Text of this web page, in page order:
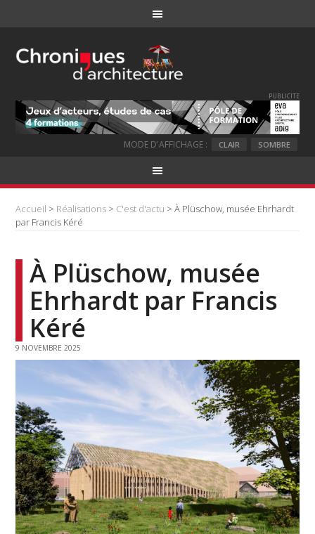
PUBLICITE
MODE D'AFFICHAGE : CLAIR SOMBRE
Accueil > Réalisations > C'est d'actu > À Plüschow, musée Ehrhardt
par Francis Kéré
À Plüschow, musée
Ehrhardt par Francis
Kéré
9 NOVEMBRE 2025